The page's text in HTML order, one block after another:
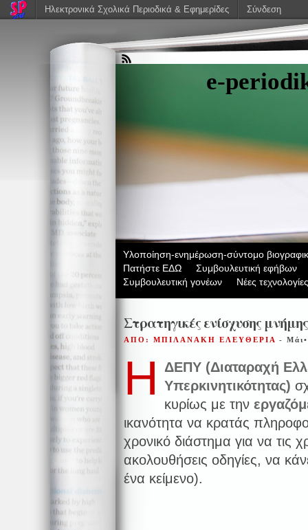
e-
Υλοποίηση-ενημέρωση-σύντομο
Πατήστε ΕΔΩ
Συμβουλευτική εφήβων
Συμβουλευτική γονέων
Νέες τεχνολογίες
Στρατηγικές ενίσχυσης
ΑΠΟ: ΜΠΙΛΑΝΑΚΗ ΕΛΕΥΘΕΡΙΑ -
Η
ΔΕΠΥ (Διαταραχή
Υπερκινητικότητας)
κυρίως με την
ικανότητα να κρατάς
χρονικό διάστημα για να τις
ακολουθήσεις οδηγίες, να
ένα κείμενο).
Ηλεκτρονικά Σχολικά Περιοδικά & Εφημερίδες Σύνδεση